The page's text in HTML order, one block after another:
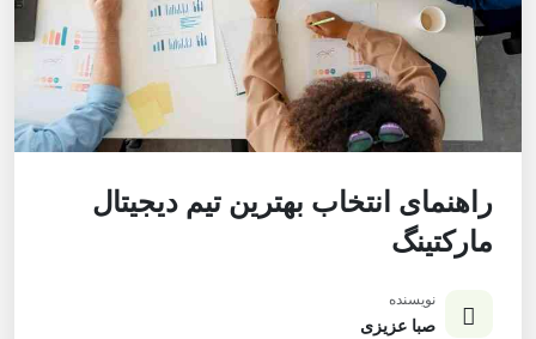
راهنمای انتخاب بهترین تیم دیجیتال
مارکتینگ
نویسنده
صبا عزیزی